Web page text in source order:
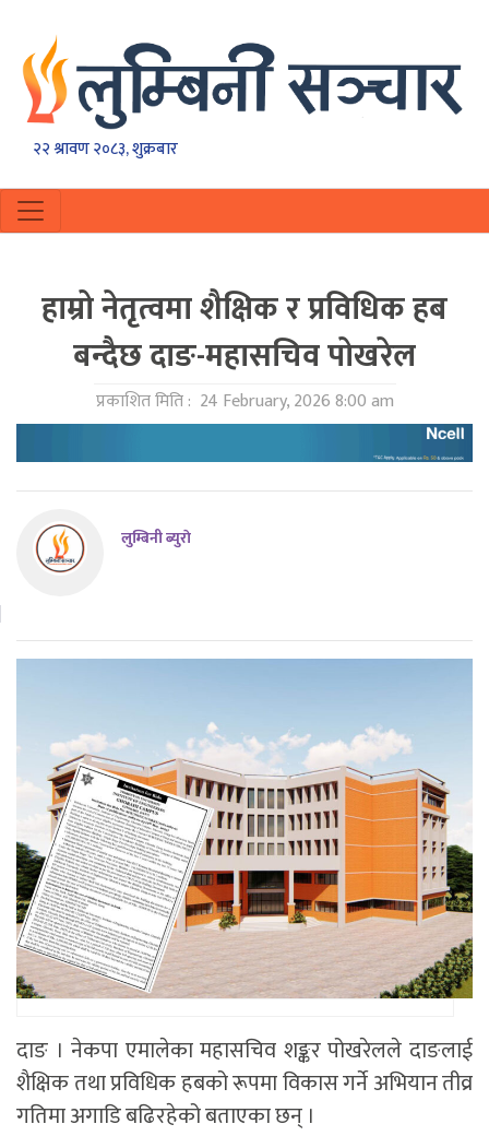
२२ श्रावण २०८३, शुक्रबार
हाम्रो नेतृत्वमा शैक्षिक र प्रविधिक हब
बन्दैछ दाङ-महासचिव पाेखरेल
प्रकाशित मिति : 24 February, 2026 8:00 am
लुम्बिनी ब्युराे
दाङ । नेकपा एमालेका महासचिव शङ्कर पोखरेलले दाङलाई
शैक्षिक तथा प्रविधिक हबको रूपमा विकास गर्ने अभियान तीव्र
गतिमा अगाडि बढिरहेको बताएका छन् ।